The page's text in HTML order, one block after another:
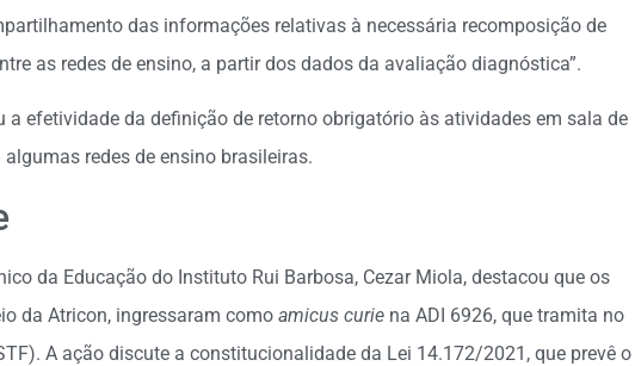
das informações relativas à necessária recomposição de
as redes de ensino, a partir dos dados da avaliação diagnóstica”.
a efetividade da definição de retorno obrigatório às atividades em sala de
redes de ensino brasileiras.
da Educação do Instituto Rui Barbosa, Cezar Miola, destacou que os
da Atricon, ingressaram como amicus curie na ADI 6926, que tramita no
A ação discute a constitucionalidade da Lei 14.172/2021, que prevê o